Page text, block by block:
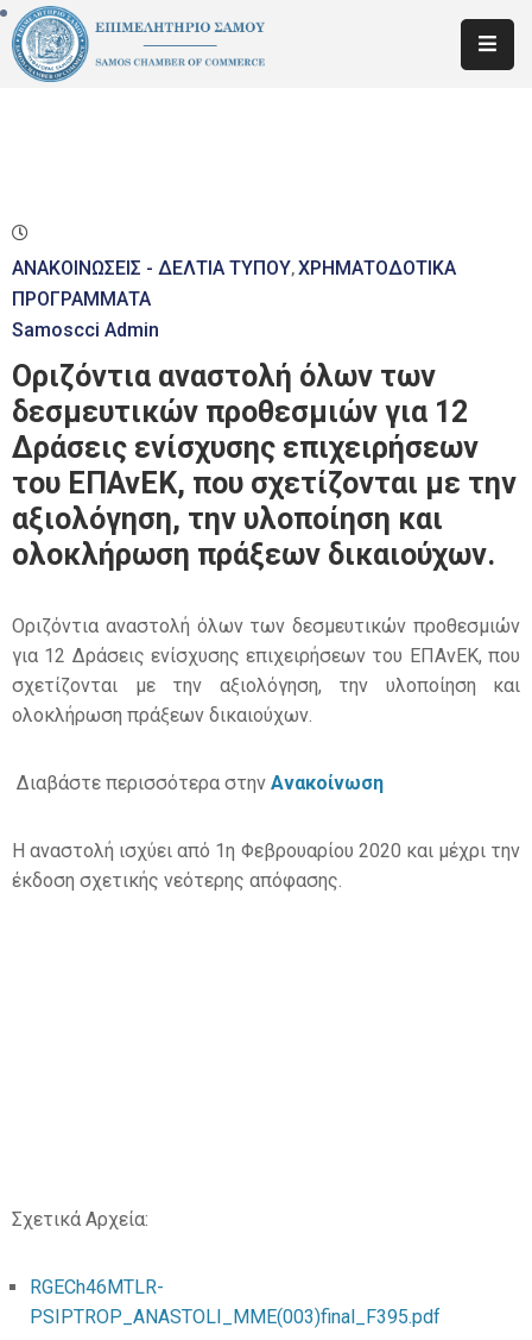
ΚΑΤΑΡΤΙΣΗ
–
ΕΚΠΑΙΔΕΥΣΗ
ΕΠΙΚΟΙΝΩΝΙΑ
ΑΝΑΚΟΙΝΩΣΕΙΣ - ΔΕΛΤΙΑ ΤΥΠΟΥ‚ΧΡΗΜΑΤΟΔΟΤΙΚΑ
ΠΡΟΓΡΑΜΜΑΤΑ
Samoscci Admin
Οριζόντια αναστολή όλων των
δεσμευτικών προθεσμιών για 12
Δράσεις ενίσχυσης επιχειρήσεων
του ΕΠΑνΕΚ, που σχετίζονται με την
αξιολόγηση, την υλοποίηση και
ολοκλήρωση πράξεων δικαιούχων.
Οριζόντια αναστολή όλων των δεσμευτικών προθεσμιών
για 12 Δράσεις ενίσχυσης επιχειρήσεων του ΕΠΑνΕΚ, που
σχετίζονται με την αξιολόγηση, την υλοποίηση και
ολοκλήρωση πράξεων δικαιούχων.
Διαβάστε περισσότερα στην Ανακοίνωση
Η αναστολή ισχύει από 1η Φεβρουαρίου 2020 και μέχρι την
έκδοση σχετικής νεότερης απόφασης.
Σχετικά Αρχεία:
RGECh46MTLR-
PSIPTROP_ANASTOLI_MME(003)final_F395.pdf